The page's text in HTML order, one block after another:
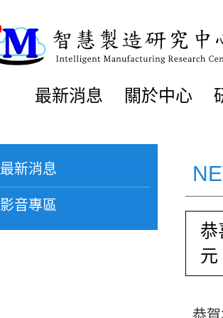
最新消息 關於中心
最新消息
影音專區
恭
元